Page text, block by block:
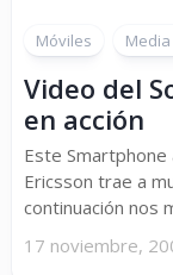
Móviles
Video del
en acción
Este
Ericsson trae a
continuación nos
17 noviembre,